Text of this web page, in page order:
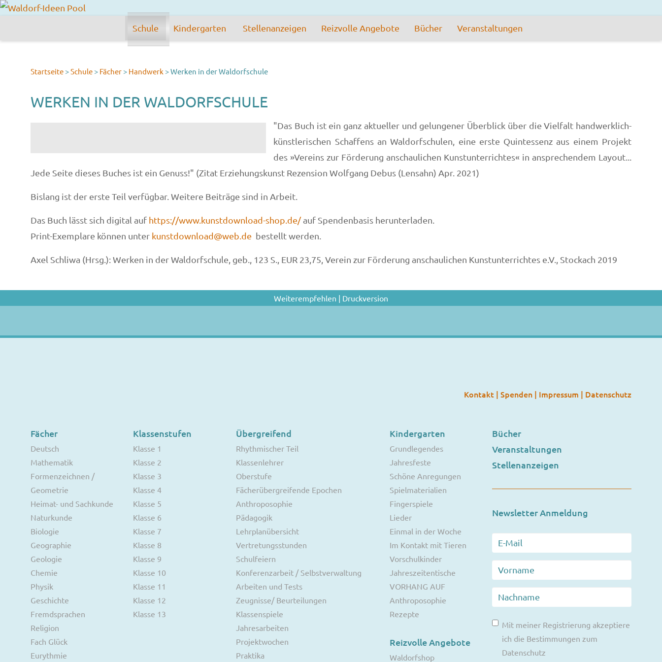
Schule Kindergarten Stellenanzeigen Reizvolle Angebote Bücher Veranstaltungen
Startseite >Schule > Fächer > Handwerk >Werken in der Waldorfschule
WERKEN IN DER WALDORFSCHULE
"Das Buch ist ein ganz aktueller und gelungener Überblick über die Vielfalt handwerklich-
künstlerischen Schaffens an Waldorfschulen, eine erste Quintessenz aus einem Projekt
des »Vereins zur Förderung anschaulichen Kunstunterrichtes« in ansprechendem Layout...
Jede Seite dieses Buches ist ein Genuss!" (Zitat Erziehungskunst Rezension Wolfgang Debus (Lensahn) Apr. 2021)
Bislang ist der erste Teil verfügbar. Weitere Beiträge sind in Arbeit.
Das Buch lässt sich digital auf https://www.kunstdownload-shop.de/auf Spendenbasis herunterladen.
Print-Exemplare können unter kunstdownload@web.de bestellt werden.
Axel Schliwa (Hrsg.): Werken in der Waldorfschule, geb., 123 S., EUR 23,75, Verein zur Förderung anschaulichen Kunstunterrichtes e.V., Stockach 2019
Weiterempfehlen | Druckversion
Kontakt | Spenden | Impressum | Datenschutz
Fächer
Deutsch
Mathematik
Formenzeichnen /
Geometrie
Heimat- und Sachkunde
Naturkunde
Biologie
Geographie
Geologie
Chemie
Physik
Geschichte
Fremdsprachen
Religion
Fach Glück
Eurythmie
Klassenstufen
Klasse 1
Klasse 2
Klasse 3
Klasse 4
Klasse 5
Klasse 6
Klasse 7
Klasse 8
Klasse 9
Klasse 10
Klasse 11
Klasse 12
Klasse 13
Übergreifend
Rhythmischer Teil
Klassenlehrer
Oberstufe
Fächerübergreifende Epochen
Anthroposophie
Pädagogik
Lehrplanübersicht
Vertretungsstunden
Schulfeiern
Konferenzarbeit / Selbstverwaltung
Arbeiten und Tests
Zeugnisse/ Beurteilungen
Klassenspiele
Jahresarbeiten
Projektwochen
Praktika
Kindergarten
Grundlegendes
Jahresfeste
Schöne Anregungen
Spielmaterialien
Fingerspiele
Lieder
Einmal in der Woche
Im Kontakt mit Tieren
Vorschulkinder
Jahreszeitentische
VORHANG AUF
Anthroposophie
Rezepte
Reizvolle Angebote
Waldorfshop
Bücher
Veranstaltungen
Stellenanzeigen
Newsletter Anmeldung
Mit meiner Registrierung akzeptiere
ich die Bestimmungen zum
Datenschutz